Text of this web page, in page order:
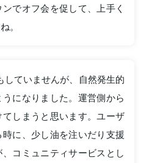
でオフ会を促して、上手く
。
していませんが、自然発生的
になりました。運営側から
しまうと思います。ユーザ
に、少し油を注いだり支援
コミュニティサービスとし